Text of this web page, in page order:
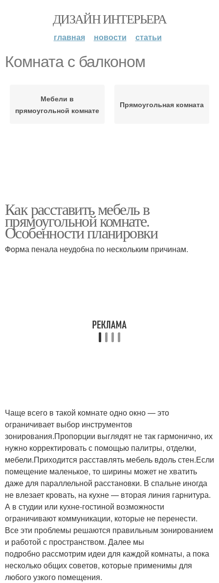
ДИЗАЙН ИНТЕРЬЕРА
главная новости статьи
Комната с балконом
Мебели в
прямоугольной комнате
Прямоугольная комната
Как расставить мебель в
прямоугольной комнате.
Особенности планировки
Форма пенала неудобна по нескольким причинам.
Чаще всего в такой комнате одно окно — это
ограничивает выбор инструментов
зонирования.Пропорции выглядят не так гармонично, их
нужно корректировать с помощью палитры, отделки,
мебели.Приходится расставлять мебель вдоль стен.Если
помещение маленькое, то ширины может не хватить
даже для параллельной расстановки. В спальне иногда
не влезает кровать, на кухне — вторая линия гарнитура.
А в студии или кухне-гостиной возможности
ограничивают коммуникации, которые не перенести.
Все эти проблемы решаются правильным зонированием
и работой с пространством. Далее мы
подробно рассмотрим идеи для каждой комнаты, а пока
несколько общих советов, которые применимы для
любого узкого помещения.